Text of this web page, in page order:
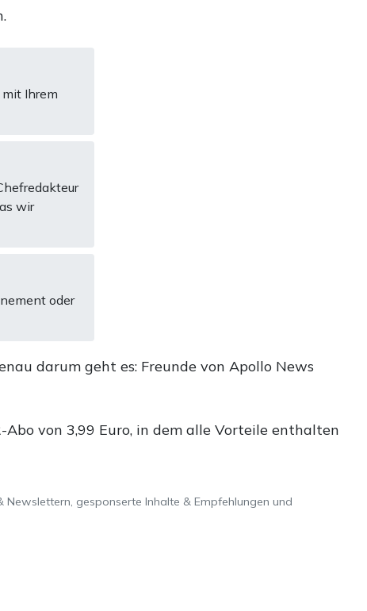
Ihrem
wir
oder
darum geht es: Freunde von Apollo News
von 3,99 Euro, in dem alle Vorteile enthalten
gesponserte Inhalte & Empfehlungen und